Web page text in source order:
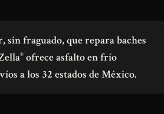
fraguado, que repara baches
® ofrece asfalto en frío
a los 32 estados de México.